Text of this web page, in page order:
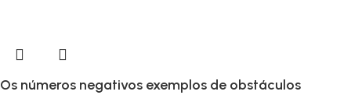
Os números negativos exemplos de obstáculos